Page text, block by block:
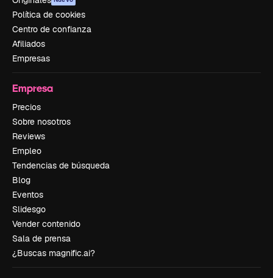
Política de cookies
Centro de confianza
Afiliados
Empresas
Empresa
Precios
Sobre nosotros
Reviews
Empleo
Tendencias de búsqueda
Blog
Eventos
Slidesgo
Vender contenido
Sala de prensa
¿Buscas magnific.ai?